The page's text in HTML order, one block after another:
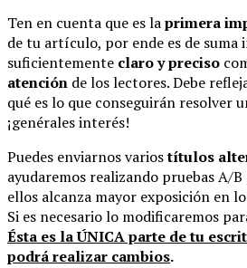
Ten en cuenta que es laprimera
de tu artículo, por ende es de suma
suficientemente claro y preciso
atención de los lectores. Debe
qué es lo que conseguirán resolver
¡genérales interés!
Puedes enviarnos variostítulos
ayudaremos realizando pruebas A/
ellos alcanza mayor exposición en
Si es necesario lo modificaremos
Ésta es la ÚNICA parte de tu
podrá realizar cambios.